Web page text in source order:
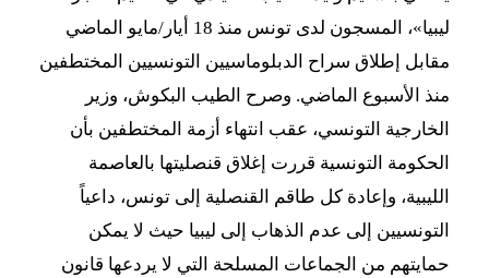
ليبيا»، المسجون لدى تونس منذ 18 أيار/مايو الماضي
مقابل إطلاق سراح الدبلوماسيين التونسيين المختطفين
منذ الأسبوع الماضي. وصرح الطيب البكوش، وزير
الخارجية التونسي، عقب انتهاء أزمة المختطفين بأن
الحكومة التونسية قررت إغلاق قنصليتها بالعاصمة
الليبية، وإعادة كل طاقم القنصلية إلى تونس، داعياً
التونسيين إلى عدم الذهاب إلى ليبيا حيث لا يمكن
حمايتهم من الجماعات المسلحة التي لا يردعها قانون